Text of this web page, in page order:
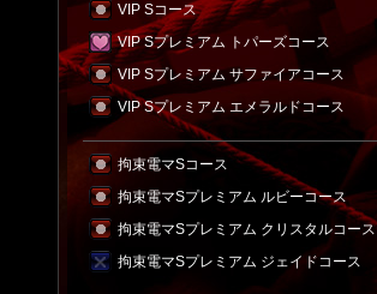
VIP Sコース
VIP Sプレミアム トパーズコース
VIP Sプレミアム サファイアコース
VIP Sプレミアム エメラルドコース
拘束電マSコース
拘束電マSプレミアム ルビーコース
拘束電マSプレミアム クリスタルコース
拘束電マSプレミアム ジェイドコース